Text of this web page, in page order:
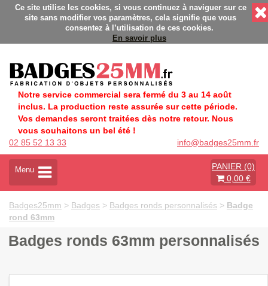
Française éco-responsable - Délais rapides - Sans
Ce site utilise les cookies, si vous continuez à naviguer sur ce
site sans modifier vos paramètres, cela signifie que vous
consentez à l’utilisation de ces cookies.
En savoir plus
Notre service commercial sera fermé du 3 au 14 août
inclus. La production reste assurée sur cette période.
Vos demandes seront traitées dès notre retour. Nous
vous souhaitons un bel été !
02 85 52 13 33
info@badges25mm.fr
A
t
v
e
l
a
Menu
PANIER (0)
0,00 €
Badges25mm > Badges > Badges ronds personnalisés > Badge
rond 63mm
Badges ronds 63mm personnalisés